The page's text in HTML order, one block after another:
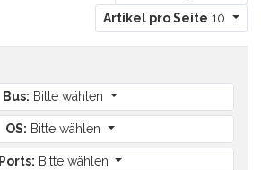
Artikel pro Seite 10
Bus: Bitte wählen
OS: Bitte wählen
Ports: Bitte wählen